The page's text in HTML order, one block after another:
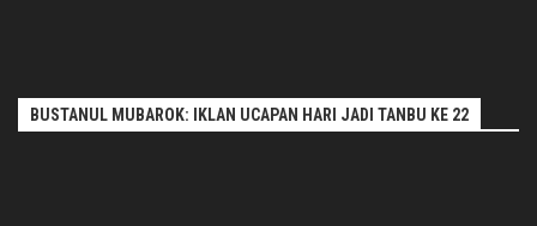
BUSTANUL MUBAROK: IKLAN UCAPAN HARI JADI TANBU KE 22